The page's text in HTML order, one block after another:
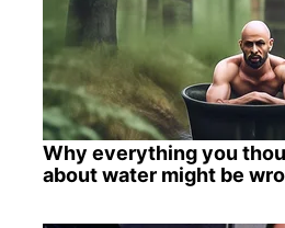
Why everything you
about water might be